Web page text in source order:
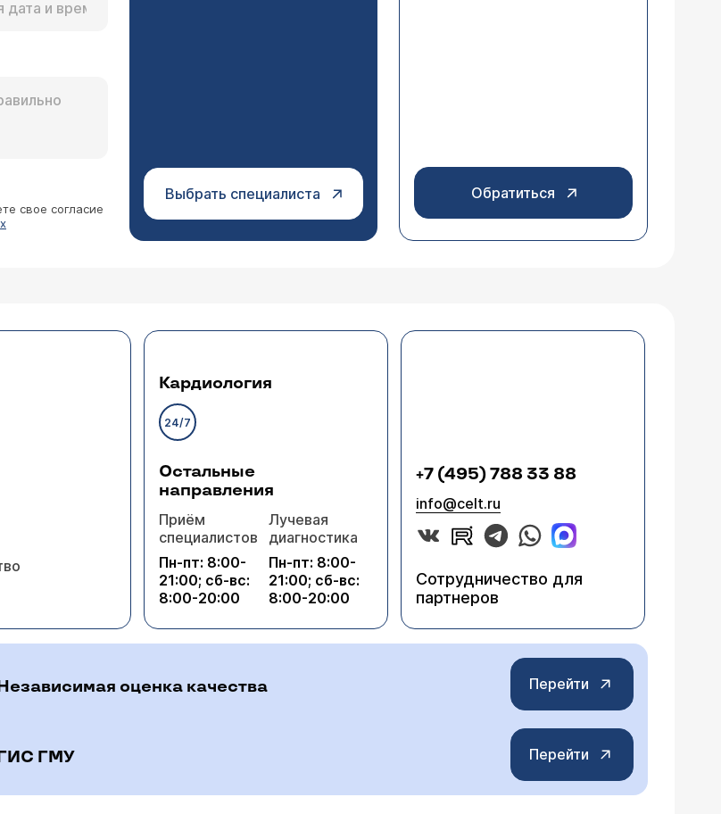
свое согласие
Выбрать специалиста Обратиться
Кардиология
24/7
Остальные
направления
Приём
специалистов
Пн-пт: 8:00-
21:00; сб-вс:
8:00-20:00
Лучевая
диагностика
Пн-пт: 8:00-
21:00; сб-вс:
8:00-20:00
+7 (495) 788 33 88
info@celt.ru
Сотрудничество для
партнеров
Независимая оценка качества Перейти
ГИС ГМУ Перейти